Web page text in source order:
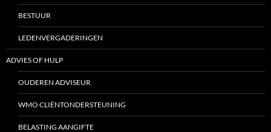
BESTUUR
LEDENVERGADERINGEN
ADVIES OF HULP
OUDEREN ADVISEUR
WMO CLIËNTONDERSTEUNING
BELASTING AANGIFTE